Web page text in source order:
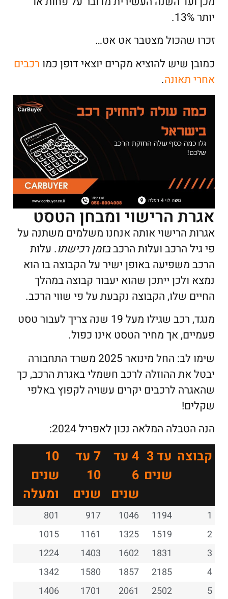
יותר 13%.
זכרו שהכול מצטבר אט אט…
כמובן שיש להוציא מקרים יוצאי דופן כמו רכבים
אחרי תאונה.
אגרת הרישוי ומבחן הטסט
אגרות הרישוי אותה אנחנו משלמים משתנה על
פי גיל הרכב ועלות הרכבבזמן רכישתו. עלות
הרכב משפיעה באופן ישיר על הקבוצה בו הוא
נמצא ולכן ייתכן שהוא יעבור קבוצה במהלך
החיים שלו, הקבוצה נקבעת על פי שווי הרכב.
מנגד, רכב שגילו מעל 19 שנה צריך לעבור טסט
פעמיים, אך מחיר הטסט אינו כפול.
שימו לב: החל מינואר 2025 משרד התחבורה
יבטל את ההוזלה לרכב חשמלי באגרת הרכב, כך
שהאגרה לרכבים יקרים עשויה לקפוץ באלפי
שקלים!
הנה הטבלה המלאה נכון לאפריל 2024:
קבוצה
עד 3
שנים
4 עד
6
שנים
7 עד
10
שנים
10
שנים
ומעלה
1
1194
1046
917
801
2
1519
1325
1161
1015
3
1831
1602
1403
1224
4
2185
1857
1580
1342
5
2502
2061
1701
1406